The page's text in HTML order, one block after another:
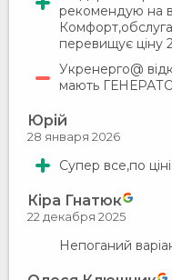
рекомендую на
перевищує ціну
Укренерго@
мають
Юрій
28 января 2026
Супер все,по
Кіра Гнатюк
22 декабря 2025
Непоганий